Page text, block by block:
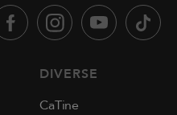
DIVERSE
CaTine